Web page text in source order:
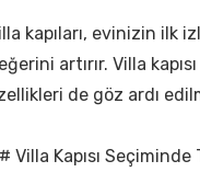
kapıları, evinizin ilk
artırır. Villa
de göz ardı
Villa Kapısı Seçiminde